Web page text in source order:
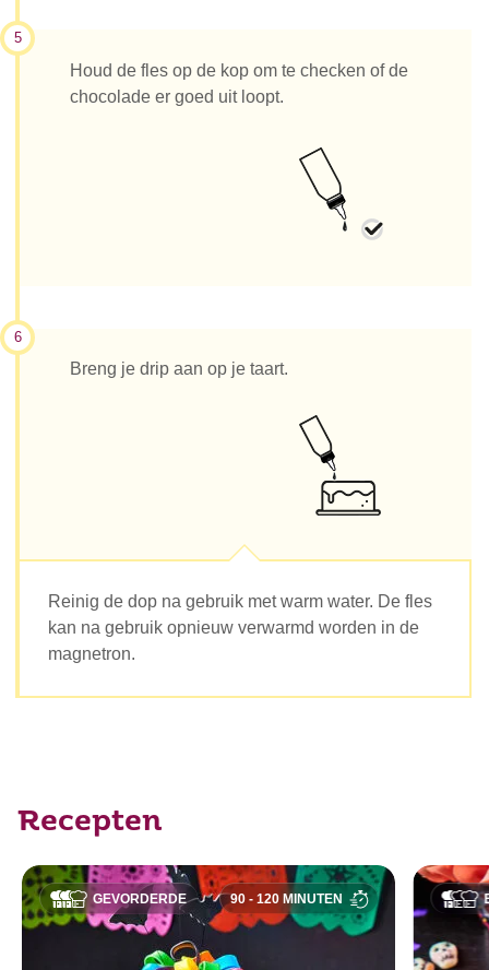
5
Houd de fles op de kop om te checken of de
chocolade er goed uit loopt.
6
Breng je drip aan op je taart.
Reinig de dop na gebruik met warm water. De fles
kan na gebruik opnieuw verwarmd worden in de
magnetron.
Recepten
GEVORDERDE 90 - 120 MINUTEN